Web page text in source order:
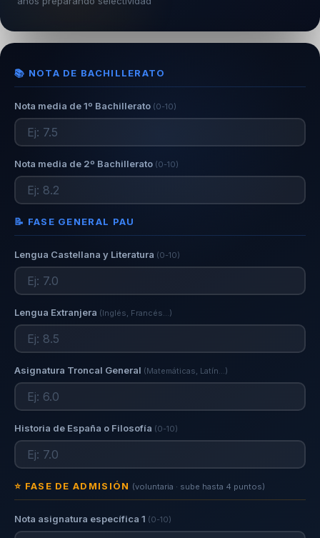
📚 NOTA DE BACHILLERATO
Nota media de 1º Bachillerato (0-10)
Nota media de 2º Bachillerato (0-10)
📝 FASE GENERAL PAU
Lengua Castellana y Literatura (0-10)
Lengua Extranjera (Inglés, Francés…)
Asignatura Troncal General (Matemáticas, Latín…)
Historia de España o Filosofía (0-10)
⭐ FASE DE ADMISIÓN (voluntaria · sube hasta 4 puntos)
Nota asignatura específica 1 (0-10)